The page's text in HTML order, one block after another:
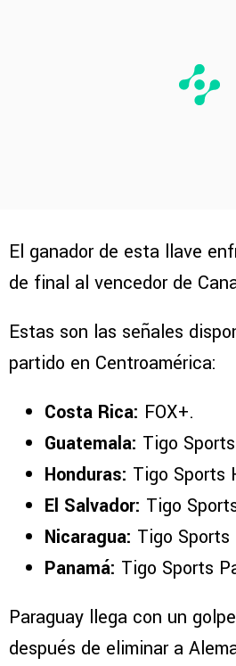
El ganador de esta llave
de final al vencedor de
Estas son las señales
partido en Centroamérica:
Costa Rica: FOX+.
Guatemala: Tigo
Honduras: Tigo Sports
El Salvador: Tigo
Nicaragua: Tigo Sports
Panamá: Tigo Sports
Paraguay llega con un
después de eliminar a